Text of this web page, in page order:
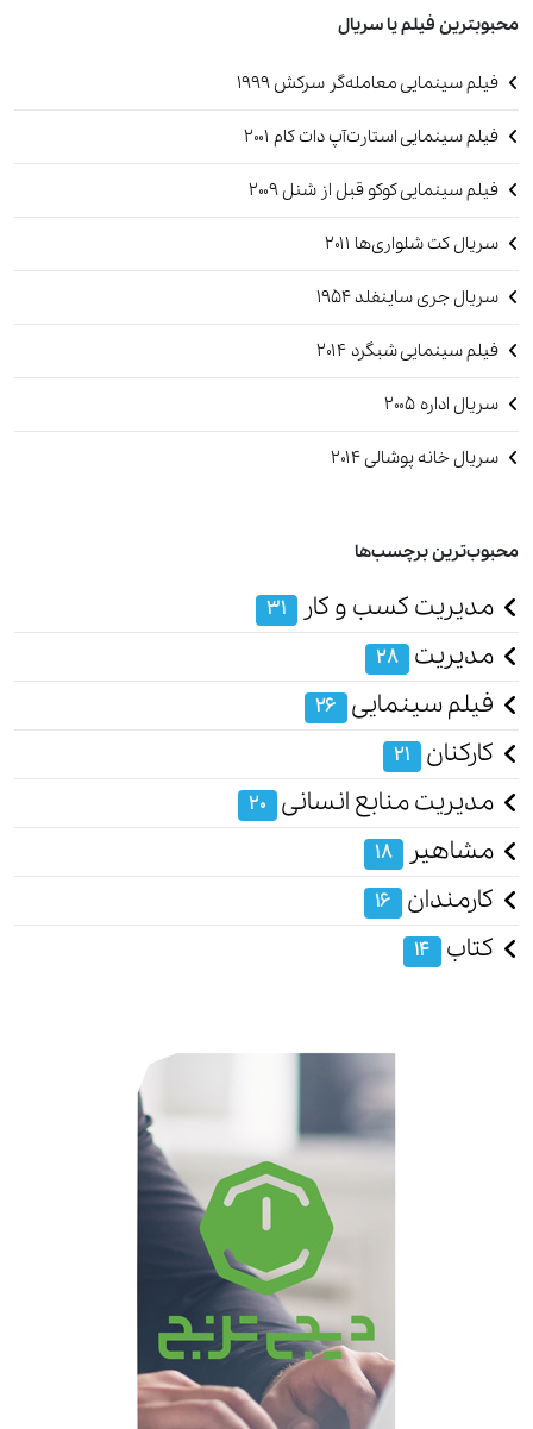
محبوبترین فیلم یا سریال
فیلم سینمایی معامله‌گر سرکش 1999
فیلم سینمایی استارت‌آپ دات کام 2001
فیلم سینمایی کوکو قبل از شنل 2009
سریال کت شلواری‌ها 2011
سریال جری ساینفلد‏ 1954
فیلم سینمایی شبگرد ۲۰۱۴
سریال اداره 2005
سریال خانه پوشالی 2014
محبوب‌ترین برچسب‌ها
مدیریت کسب و کار 31
مدیریت 28
فیلم سینمایی 26
کارکنان 21
مدیریت منابع انسانی 20
مشاهیر 18
کارمندان 16
کتاب 14